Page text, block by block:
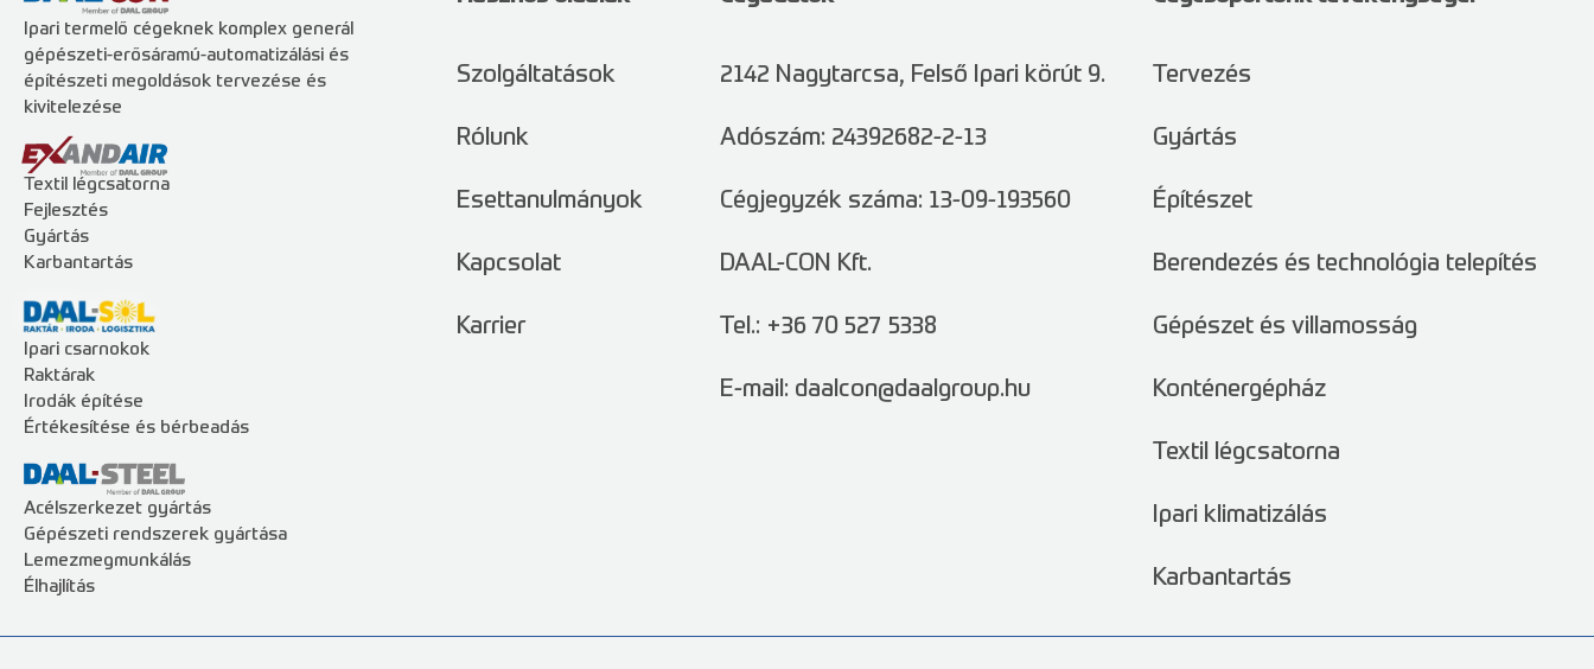
Ipari termelő cégeknek komplex generál
gépészeti-erősáramú-automatizálási és
építészeti megoldások tervezése és
kivitelezése
Textil légcsatorna
Fejlesztés
Gyártás
Karbantartás
Ipari csarnokok
Raktárak
Irodák építése
Értékesítése és bérbeadás
Acélszerkezet gyártás
Gépészeti rendszerek gyártása
Lemezmegmunkálás
Élhajlítás
Szolgáltatások
Rólunk
Esettanulmányok
Kapcsolat
Karrier
2142 Nagytarcsa, Felső Ipari körút 9.
Adószám: 24392682-2-13
Cégjegyzék száma: 13-09-193560
DAAL-CON Kft.
Tel.: +36 70 527 5338
E-mail: daalcon@daalgroup.hu
Tervezés
Gyártás
Építészet
Berendezés és technológia telepítés
Gépészet és villamosság
Konténergépház
Textil légcsatorna
Ipari klimatizálás
Karbantartás